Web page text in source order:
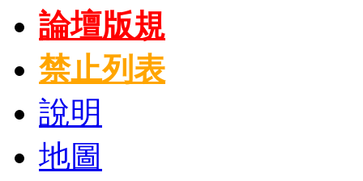
論壇版規
禁止列表
說明
地圖